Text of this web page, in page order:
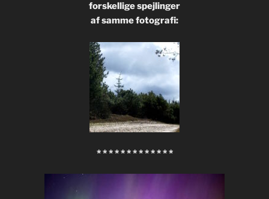
forskellige spejlinger
af samme fotografi:
* * * * * * * * * * * * *